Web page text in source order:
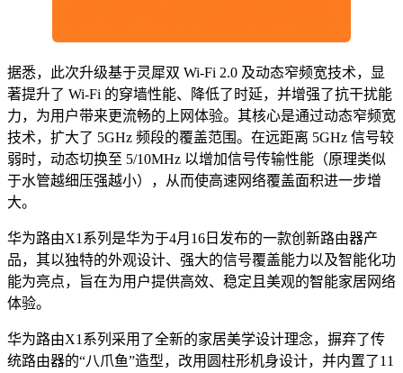
据悉，此次升级基于灵犀双 Wi-Fi 2.0 及动态窄频宽技术，显
著提升了 Wi-Fi 的穿墙性能、降低了时延，并增强了抗干扰能
力，为用户带来更流畅的上网体验。其核心是通过动态窄频宽
技术，扩大了 5GHz 频段的覆盖范围。在远距离 5GHz 信号较
弱时，动态切换至 5/10MHz 以增加信号传输性能（原理类似
于水管越细压强越小），从而使高速网络覆盖面积进一步增
大。
华为路由X1系列是华为于4月16日发布的一款创新路由器产
品，其以独特的外观设计、强大的信号覆盖能力以及智能化功
能为亮点，旨在为用户提供高效、稳定且美观的智能家居网络
体验。
华为路由X1系列采用了全新的家居美学设计理念，摒弃了传
统路由器的“八爪鱼”造型，改用圆柱形机身设计，并内置了11